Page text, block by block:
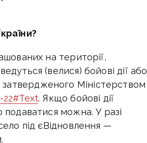
на території,
(велися) бойові дії або
Міністерством
. Якщо бойові дії
подаватися можна. У разі
під єВідновлення —